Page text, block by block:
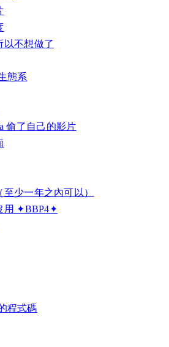
以不想做了
態系
偷了自己的影片
少一年之內可以）
用 ✦BBP4✦
程式碼